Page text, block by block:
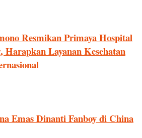
Resmikan Primaya Hospital
Harapkan Layanan Kesehatan
Emas Dinanti Fanboy di China